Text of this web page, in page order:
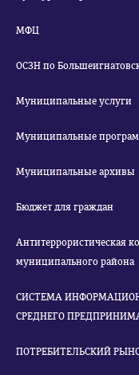
МФЦ
ОСЗН по
Муниципальные услуги
Муниципальные
Муниципальные архивы
Бюджет для граждан
Антитеррористическая
муниципального района
СИСТЕМА
СРЕДНЕГО
ПОТРЕБИТЕЛЬСКИЙ